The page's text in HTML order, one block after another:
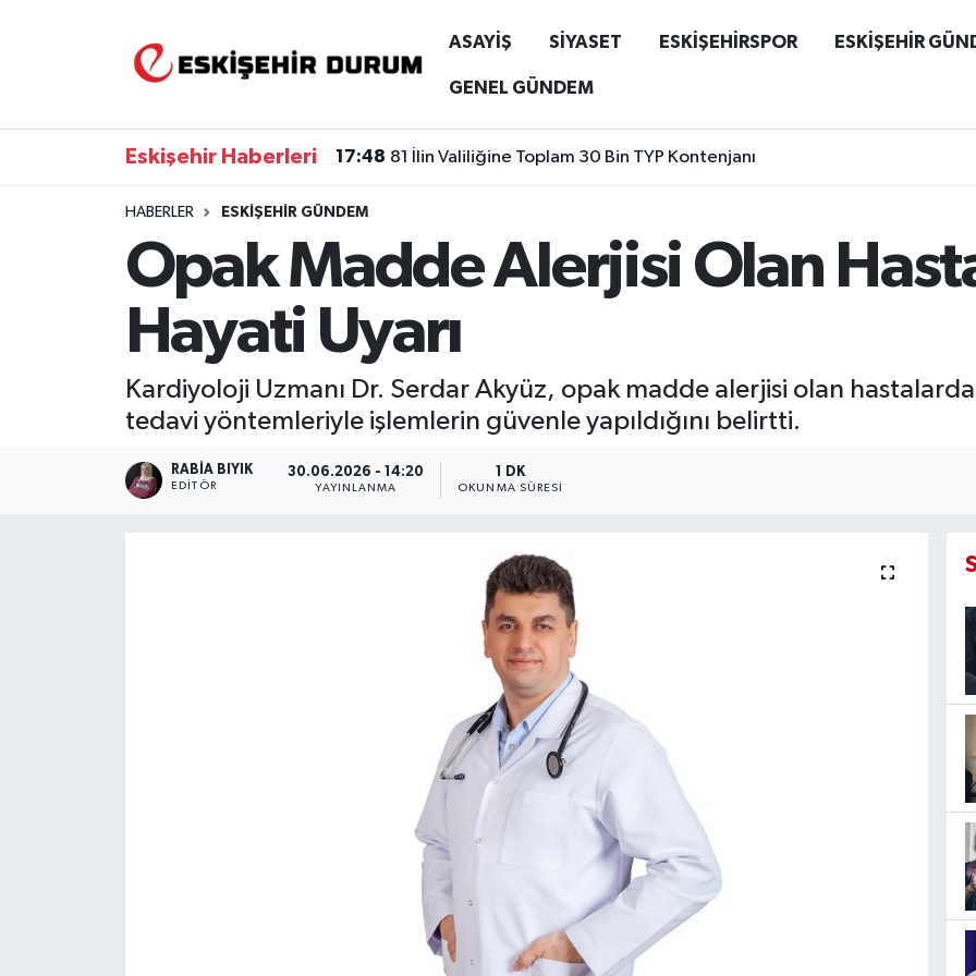
ASAYİŞ SİYASET ESKİŞEHİRSPOR ESKİŞEHİR
GENEL GÜNDEM
Eskişehir Haberleri 17:48 81 İlin Valiliğine Toplam 30 Bin TYP Kontenjanı
HABERLER ESKIŞEHIR GÜNDEM
Opak Madde Alerjisi Olan
Hayati Uyarı
Kardiyoloji Uzmanı Dr. Serdar Akyüz, opak madde alerjisi olan
tedavi yöntemleriyle işlemlerin güvenle yapıldığını belirtti.
RABIA BIYIK
EDITÖR
30.06.2026 - 14:20
YAYINLANMA
1 DK
OKUNMA SÜRESI
Eskişehir Nöbetçi Eczaneler
Eskişehir Trafik Yoğunluk Haritası
Süper Lig Puan Durumu ve Fikstür
Son Dakika Haberleri
Haber Arşivi